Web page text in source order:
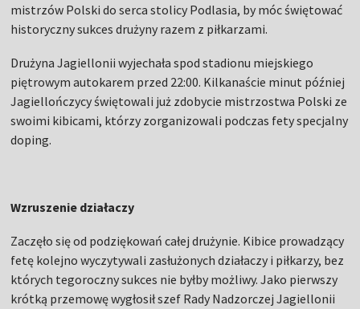
mistrzów Polski do serca stolicy Podlasia, by móc świętować
historyczny sukces drużyny razem z piłkarzami.
Drużyna Jagiellonii wyjechała spod stadionu miejskiego
piętrowym autokarem przed 22:00. Kilkanaście minut później
Jagiellończycy świętowali już zdobycie mistrzostwa Polski ze
swoimi kibicami, którzy zorganizowali podczas fety specjalny
doping.
Wzruszenie działaczy
Zaczęło się od podziękowań całej drużynie. Kibice prowadzący
fetę kolejno wyczytywali zasłużonych działaczy i piłkarzy, bez
których tegoroczny sukces nie byłby możliwy. Jako pierwszy
krótką przemowę wygłosił szef Rady Nadzorczej Jagiellonii